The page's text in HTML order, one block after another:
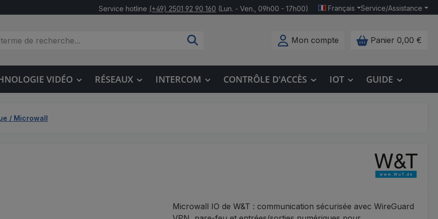
Service hotline (+49) 2501 92 90 160 (Lun. - Ven., 09h00 - 17h00) Français Service/Assistance
Mon compte Panier 0,00 €
VIDÉO RÉSEAUX INTERCOM CONTRÔLE D'ACCÈS IOT GUIDE
/ Microwall
Microwall IO de W&T : communication sécurisée avec WireGuard